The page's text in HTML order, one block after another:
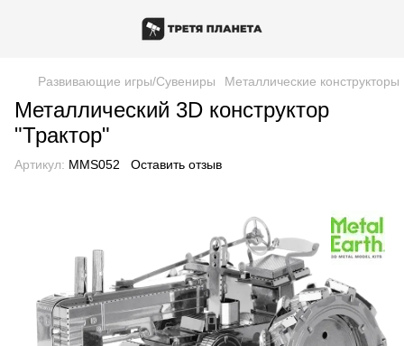
Развивающие игры/Сувениры Металлические
Металлический 3D конструктор
"Трактор"
Артикул: MMS052 Оставить отзыв